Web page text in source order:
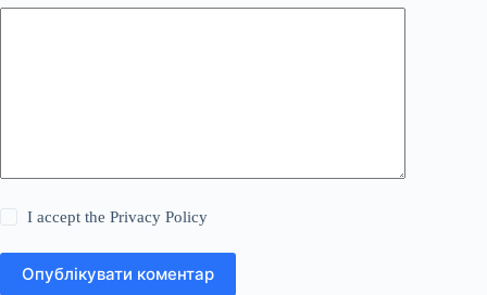
I accept thePrivacy Policy
Опублікувати коментар